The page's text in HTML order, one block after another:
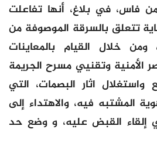
فاس، في بلاغ، أنها تفاعلت
تتعلق بالسرقة الموصوفة من
ومن خلال القيام بالمعاينات
الأمنية وتقنيي مسرح الجريمة
اثار البصمات، التي
فيه، والاهتداء إلى
إلقاء القبض عليه، و وضع حد